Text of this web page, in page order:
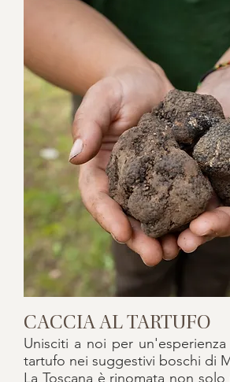
CACCIA AL TARTUFO
Unisciti a noi per
tartufo nei suggestivi boschi di
La Toscana è rinomata non